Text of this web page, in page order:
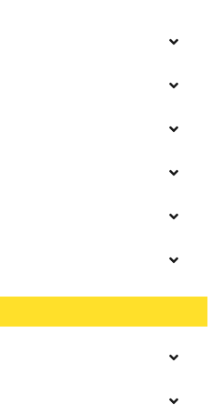
げ
ことで不安や悩みを解消する